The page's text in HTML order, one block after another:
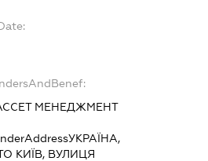
МЕНЕДЖМЕНТ
УКРАЇНА,
КИЇВ, ВУЛИЦЯ